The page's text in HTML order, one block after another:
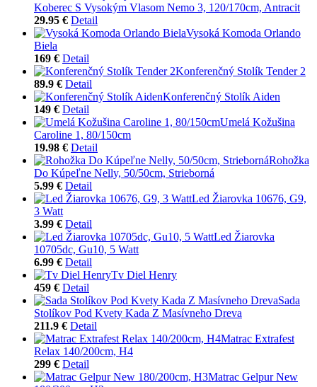
Koberec S Vysokým Vlasom Nemo 3, 120/170cm, Antracit
29.95 € Detail
Vysoká Komoda Orlando
Biela
169 € Detail
Konferenčný Stolík Tender 2
89.9 € Detail
Konferenčný Stolík Aiden
149 € Detail
Umelá Kožušina
Caroline 1, 80/150cm
19.98 € Detail
Rohožka
Do Kúpeľne Nelly, 50/50cm, Strieborná
5.99 € Detail
Led Žiarovka 10676, G9,
3 Watt
3.99 € Detail
Led Žiarovka
10705dc, Gu10, 5 Watt
6.99 € Detail
Tv Diel Henry
459 € Detail
Sada
Stolíkov Pod Kvety Kada Z Masívneho Dreva
211.9 € Detail
Matrac Extrafest
Relax 140/200cm, H4
299 € Detail
Matrac Gelpur New